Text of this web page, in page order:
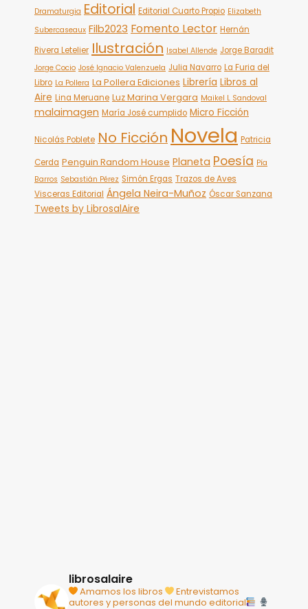
Dramaturgia Editorial Editorial Cuarto Propio Elizabeth
Subercaseaux Filb2023 Fomento Lector Hernán
Rivera Letelier Ilustración Isabel Allende Jorge Baradit
Jorge Cocio José Ignacio Valenzuela Julia Navarro La Furia del
Libro La Pollera La Pollera Ediciones Librería Libros al
Aire Lina Meruane Luz Marina Vergara Maikel L Sandoval
malaimagen María José cumplido Micro Ficción
Nicolás Poblete No Ficción Novela Patricia
Cerda Penguin Random House Planeta Poesía Pía
Barros Sebastián Pérez Simón Ergas Trazos de Aves
Visceras Editorial Ángela Neira-Muñoz Óscar Sanzana
Tweets by LibrosalAire
librosalaire
Amamos los libros
Entrevistamos
autores y personas del mundo editorial